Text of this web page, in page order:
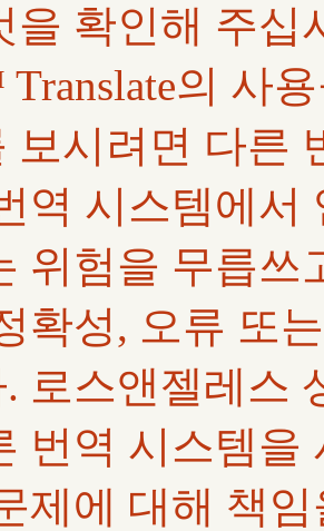
을 확인해 주
의 사
보시려면 다른
역 시스템에서
위험을 무릅쓰
확성, 오류 또
로스앤젤레스
번역 시스템을
제에 대해 책